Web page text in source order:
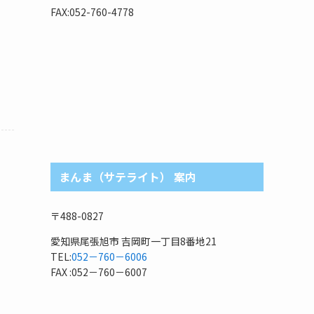
FAX:052-760-4778
まんま（サテライト） 案内
〒488-0827
愛知県尾張旭市 吉岡町一丁目8番地21
TEL:052－760－6006
FAX :052－760－6007